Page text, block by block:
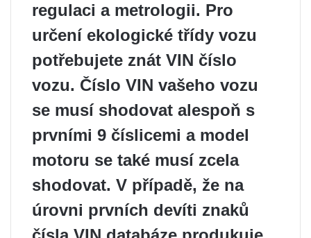
regulaci a metrologii. Pro
určení ekologické třídy vozu
potřebujete znát VIN číslo
vozu. Číslo VIN vašeho vozu
se musí shodovat alespoň s
prvními 9 číslicemi a model
motoru se také musí zcela
shodovat. V případě, že na
úrovni prvních devíti znaků